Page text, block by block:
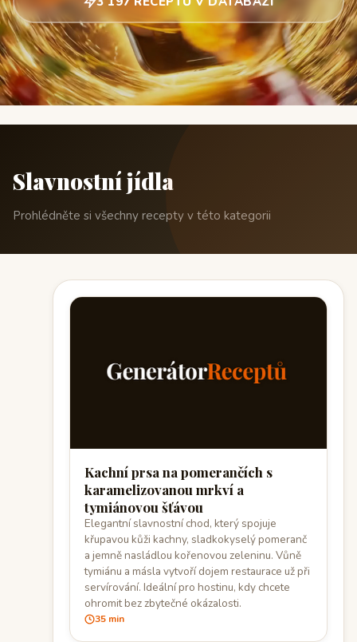
Slavnostní jídla
Prohlédněte si všechny recepty v této kategorii
Kachní prsa na pomerančích s
karamelizovanou mrkví a
tymiánovou šťávou
Elegantní slavnostní chod, který spojuje
křupavou kůži kachny, sladkokyselý pomeranč
a jemně nasládlou kořenovou zeleninu. Vůně
tymiánu a másla vytvoří dojem restaurace už při
servírování. Ideální pro hostinu, kdy chcete
ohromit bez zbytečné okázalosti.
35 min